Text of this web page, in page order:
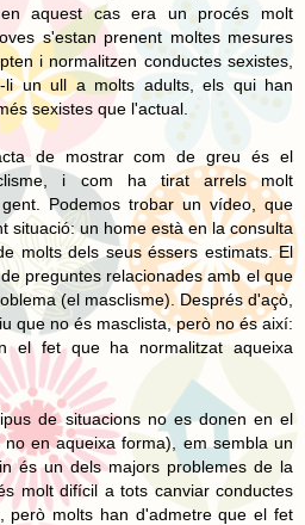
aquest cas era un procés molt
s'estan prenent moltes mesures
i normalitzen conductes sexistes,
li un ull a molts adults, els qui han
sexistes que l'actual.
de mostrar com de greu és el
i com ha tirat arrels molt
Podemos trobar un vídeo, que
situació: un home està en la consulta
molts dels seus éssers estimats. El
preguntes relacionades amb el que
(el masclisme). Després d'açò,
que no és masclista, però no és així:
el fet que ha normalitzat aqueixa
de situacions no es donen en el
en aqueixa forma), em sembla un
és un dels majors problemes de la
molt difícil a tots canviar conductes
però molts han d'admetre que el fet